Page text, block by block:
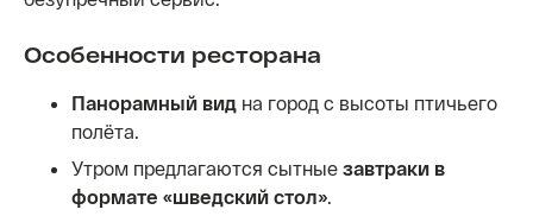
Особенности ресторана
Панорамный вид на город с высоты птичьего
полёта.
Утром предлагаются сытные завтраки в
формате «шведский стол».